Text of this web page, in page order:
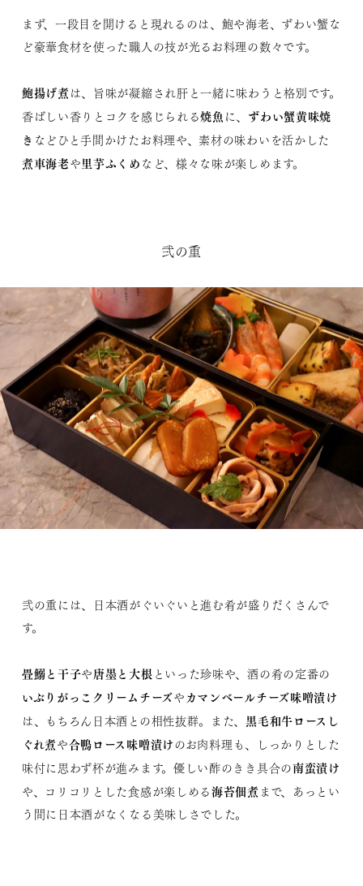
まず、一段目を開けると現れるのは、鮑や海老、ずわい蟹な
ど豪華食材を使った職人の技が光るお料理の数々です。
鮑揚げ煮 は、旨味が凝縮され肝と一緒に味わうと格別です。
香ばしい香りとコクを感じられる焼魚 に、 ずわい蟹黄味焼
き などひと手間かけたお料理や、素材の味わいを活かした
煮車海老や里芋ふくめ など、様々な味が楽しめます。
弐の重
弐の重には、日本酒がぐいぐいと進む肴が盛りだくさんで
す。
畳鰯と干子や唐墨と大根 といった​珍味や、酒の肴の定番の
いぶりがっこクリームチーズや カマンベールチーズ味噌漬け
は、もちろん日本酒との相性抜群。また、 黒毛和牛ロースし
ぐれ煮や合鴨ロース味噌漬けのお肉料理も、しっかりとした
味付に思わず杯が進みます。優しい酢のきき具合の南蛮漬け
や、コリコリとした食感が楽しめる海苔佃煮 まで、あっとい
う間に日本酒がなくなる美味しさでした。